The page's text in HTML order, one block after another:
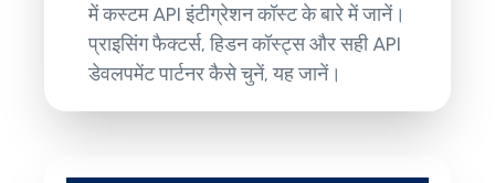
में कस्टम API इंटीग्रेशन कॉस्ट के बारे में जानें।
प्राइसिंग फैक्टर्स, हिडन कॉस्ट्स और सही API
डेवलपमेंट पार्टनर कैसे चुनें, यह जानें।